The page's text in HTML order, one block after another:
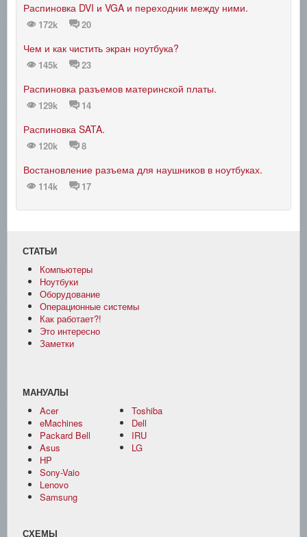
Распиновка DVI и VGA и переходник между ними.
172k 20
Чем и как чистить экран ноутбука?
145k 23
Распиновка разъемов материнской платы.
129k 14
Распиновка SATA.
120k 8
Востановление разъема для наушников в ноутбуках.
114k 17
СТАТЬИ
Компьютеры
Ноутбуки
Оборудование
Операционные системы
Как работает?!
Это интересно
Заметки
МАНУАЛЫ
Acer
eMachines
Packard Bell
Asus
HP
Sony-Vaio
Lenovo
Samsung
Toshiba
Dell
IRU
LG
СХЕМЫ